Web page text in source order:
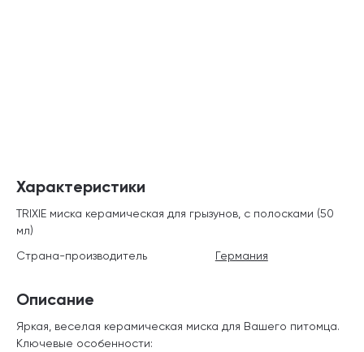
Описание
Яркая, веселая керамическая миска для Вашего питомца.
Ключевые особенности:
Характеристики
TRIXIE миска керамическая для грызунов, с полосками (50
мл)
Страна-производитель
Германия